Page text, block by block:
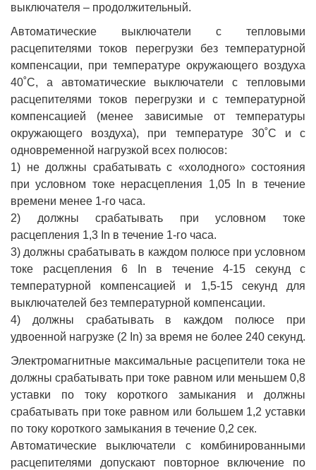
выключателя – продолжительный.
Автоматические выключатели с тепловыми
расцепителями токов перегрузки без температурной
компенсации, при температуре окружающего воздуха
40˚С, а автоматические выключатели с тепловыми
расцепителями токов перегрузки и с температурной
компенсацией (менее зависимые от температуры
окружающего воздуха), при температуре 30˚С и с
одновременной нагрузкой всех полюсов:
1) не должны срабатывать с «холодного» состояния
при условном токе нерасцепления 1,05 In в течение
времени менее 1-го часа.
2) должны срабатывать при условном токе
расцепления 1,3 In в течение 1-го часа.
3) должны срабатывать в каждом полюсе при условном
токе расцепления 6 In в течение 4-15 секунд с
температурной компенсацией и 1,5-15 секунд для
выключателей без температурной компенсации.
4) должны срабатывать в каждом полюсе при
удвоенной нагрузке (2 In) за время не более 240 секунд.
Электромагнитные максимальные расцепители тока не
должны срабатывать при токе равном или меньшем 0,8
уставки по току короткого замыкания и должны
срабатывать при токе равном или большем 1,2 уставки
по току короткого замыкания в течение 0,2 сек.
Автоматические выключатели с комбинированными
расцепителями допускают повторное включение по